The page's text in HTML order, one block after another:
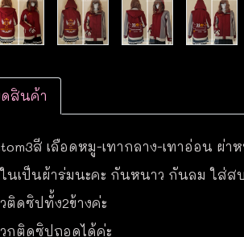
ดสินค้า
สี เลือดหมู-เทากลาง-เทาอ่อน ผ่า
นเป็นผ้าร่มนะคะ กันหนาว กันลม ใส่ส
ติดซิปทั้ง2ข้างค่ะ
กติดซิปถอดได้ค่ะ